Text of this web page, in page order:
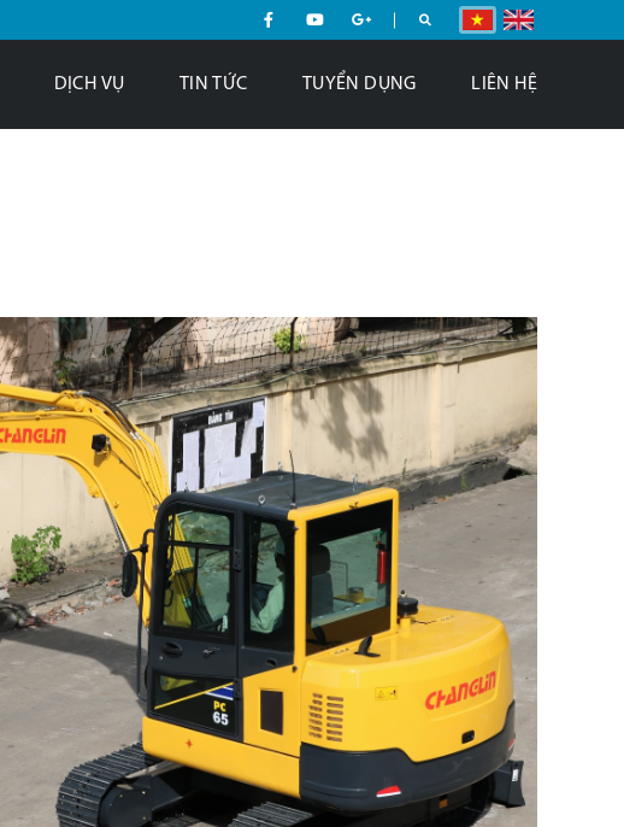
DỊCH VỤ TIN TỨC TUYỂN DỤNG LIÊN HỆ